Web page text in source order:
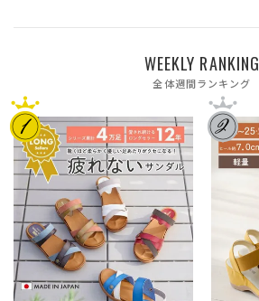
WEEKLY RANKING
全体週間ランキング